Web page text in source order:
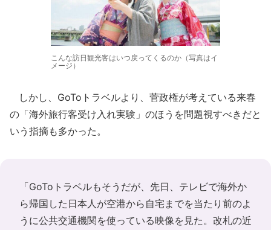
こんな訪日観光客はいつ戻ってくるのか（写真はイ
メージ）
しかし、GoToトラベルより、菅政権が考えている来春
の「海外旅行客受け入れ実験」のほうを問題視すべきだと
いう指摘も多かった。
「GoToトラベルもそうだが、先日、テレビで海外か
ら帰国した日本人が空港から自宅までを当たり前のよ
うに公共交通機関を使っている映像を見た。改札の近